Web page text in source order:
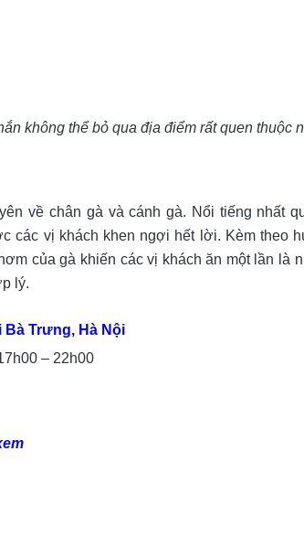
không thể bỏ qua địa điểm rất quen thuộc
về chân gà và cánh gà. Nổi tiếng nhất
các vị khách khen ngợi hết lời. Kèm theo
của gà khiến các vị khách ăn một lần là
lý.
Bà Trưng, Hà Nội
– 22h00